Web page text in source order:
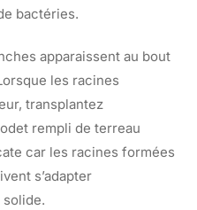
bactéries.
apparaissent au bout
les racines
transplantez
rempli de terreau
car les racines formées
s’adapter